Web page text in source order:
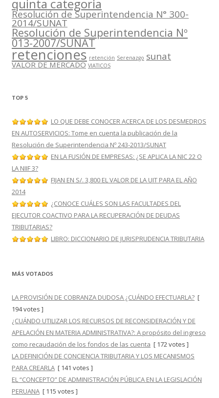
quinta categoria
Resolución de Superintendencia N° 300-
2014/SUNAT
Resolución de Superintendencia Nº
013-2007/SUNAT
retenciones retención Serenazgo sunat
VALOR DE MERCADO VIATICOS
TOP 5
LO QUE DEBE CONOCER ACERCA DE LOS DESMEDROS
EN AUTOSERVICIOS: Tome en cuenta la publicación de la
Resolución de Superintendencia Nº 243-2013/SUNAT
EN LA FUSIÓN DE EMPRESAS: ¿SE APLICA LA NIC 22 O
LA NIIF 3?
FIJAN EN S/. 3,800 EL VALOR DE LA UIT PARA EL AÑO
2014
¿CONOCE CUÁLES SON LAS FACULTADES DEL
EJECUTOR COACTIVO PARA LA RECUPERACIÓN DE DEUDAS
TRIBUTARIAS?
LIBRO: DICCIONARIO DE JURISPRUDENCIA TRIBUTARIA
MÁS VOTADOS
LA PROVISIÓN DE COBRANZA DUDOSA ¿CUÁNDO EFECTUARLA? [
194 votes ]
¿CUÁNDO UTILIZAR LOS RECURSOS DE RECONSIDERACIÓN Y DE
APELACIÓN EN MATERIA ADMINISTRATIVA?: A propósito del ingreso
como recaudación de los fondos de las cuenta [ 172 votes ]
LA DEFINICIÓN DE CONCIENCIA TRIBUTARIA Y LOS MECANISMOS
PARA CREARLA [ 141 votes ]
EL “CONCEPTO” DE ADMINISTRACIÓN PÚBLICA EN LA LEGISLACIÓN
PERUANA [ 115 votes ]